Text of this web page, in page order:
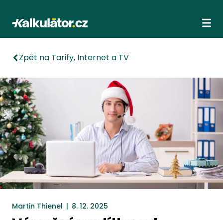
Kalkulátor.cz
Zpět na Tarify, Internet a TV
Martin Thienel | 8. 12. 2025